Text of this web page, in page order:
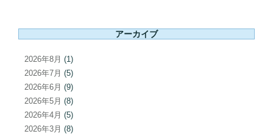
ン
アーカイブ
2026年8月 (1)
2026年7月 (5)
2026年6月 (9)
2026年5月 (8)
2026年4月 (5)
2026年3月 (8)